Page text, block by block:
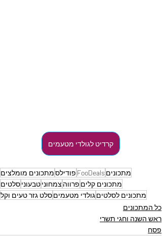
קרדיט לגולדי מטעמים
מתכונים FooDeals פודילסמתכונים מומלצים
מתכונים קלים פרווה צמחוניטבעוניסלטים
מתכונים לסלטיםגולדי מטעמיםסלט גזר טעים וקל
כל המתכונים
ראש השנה וחגי תשרי
פסח